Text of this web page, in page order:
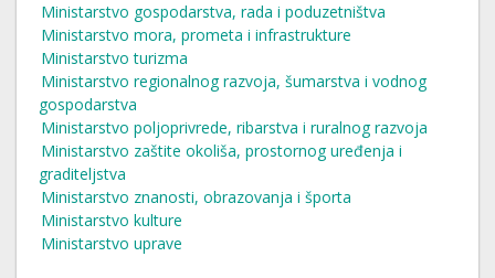
Ministarstvo gospodarstva, rada i poduzetništva
Ministarstvo mora, prometa i infrastrukture
Ministarstvo turizma
Ministarstvo regionalnog razvoja, šumarstva i vodnog
gospodarstva
Ministarstvo poljoprivrede, ribarstva i ruralnog razvoja
Ministarstvo zaštite okoliša, prostornog uređenja i
graditeljstva
Ministarstvo znanosti, obrazovanja i športa
Ministarstvo kulture
Ministarstvo uprave